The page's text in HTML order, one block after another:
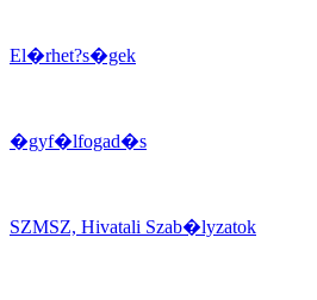
El�rhet?s�gek
�gyf�lfogad�s
SZMSZ, Hivatali Szab�lyzatok